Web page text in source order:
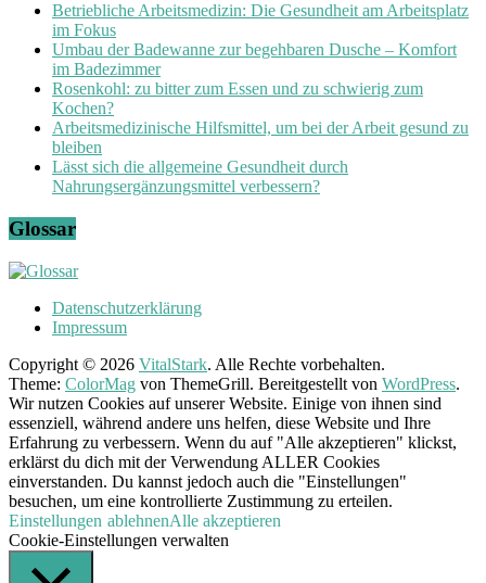
Betriebliche Arbeitsmedizin: Die Gesundheit am Arbeitsplatz
im Fokus
Umbau der Badewanne zur begehbaren Dusche – Komfort
im Badezimmer
Rosenkohl: zu bitter zum Essen und zu schwierig zum
Kochen?
Arbeitsmedizinische Hilfsmittel, um bei der Arbeit gesund zu
bleiben
Lässt sich die allgemeine Gesundheit durch
Nahrungsergänzungsmittel verbessern?
Glossar
Datenschutzerklärung
Impressum
Copyright © 2026 VitalStark. Alle Rechte vorbehalten.
Theme: ColorMag von ThemeGrill. Bereitgestellt von WordPress.
Wir nutzen Cookies auf unserer Website. Einige von ihnen sind
essenziell, während andere uns helfen, diese Website und Ihre
Erfahrung zu verbessern. Wenn du auf "Alle akzeptieren" klickst,
erklärst du dich mit der Verwendung ALLER Cookies
einverstanden. Du kannst jedoch auch die "Einstellungen"
besuchen, um eine kontrollierte Zustimmung zu erteilen.
Einstellungen ablehnenAlle akzeptieren
Cookie-Einstellungen verwalten